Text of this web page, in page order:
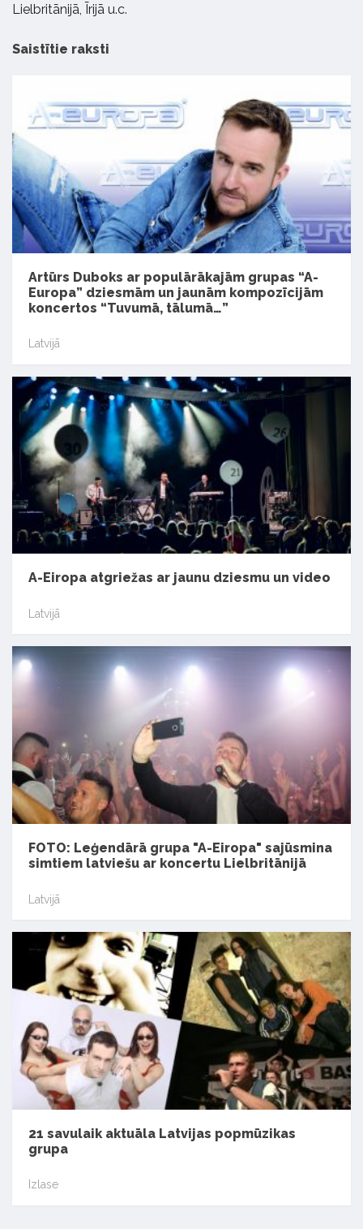
Lielbritānijā, Īrijā u.c.
Saistītie raksti
Artūrs Duboks ar populārākajām grupas “A-
Europa” dziesmām un jaunām kompozīcijām
koncertos “Tuvumā, tālumā…”
Latvijā
A-Eiropa atgriežas ar jaunu dziesmu un video
Latvijā
FOTO: Leģendārā grupa "A-Eiropa" sajūsmina
simtiem latviešu ar koncertu Lielbritānijā
Latvijā
21 savulaik aktuāla Latvijas popmūzikas
grupa
Izlase